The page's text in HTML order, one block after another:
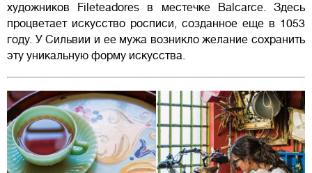
художников Fileteadores в местечке Balcarce. Здесь
процветает искусство росписи, созданное еще в 1053
году. У Сильвии и ее мужа возникло желание сохранить
эту уникальную форму искусства.